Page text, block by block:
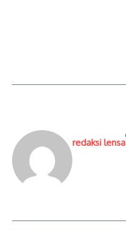
redaksi lensa